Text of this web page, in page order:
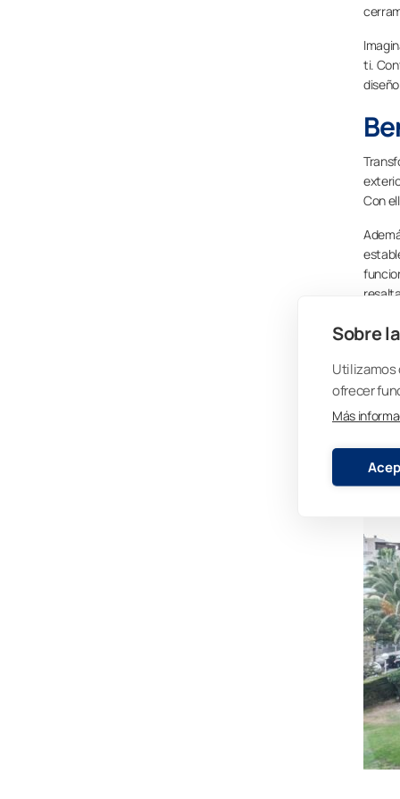
Sobre
Utilizamos
ofrecer
Más
ti.
Con
Haz